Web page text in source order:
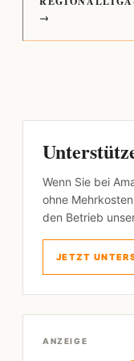
→
Wenn Sie bei
ohne
den Betrieb
JETZT
ANZEIGE